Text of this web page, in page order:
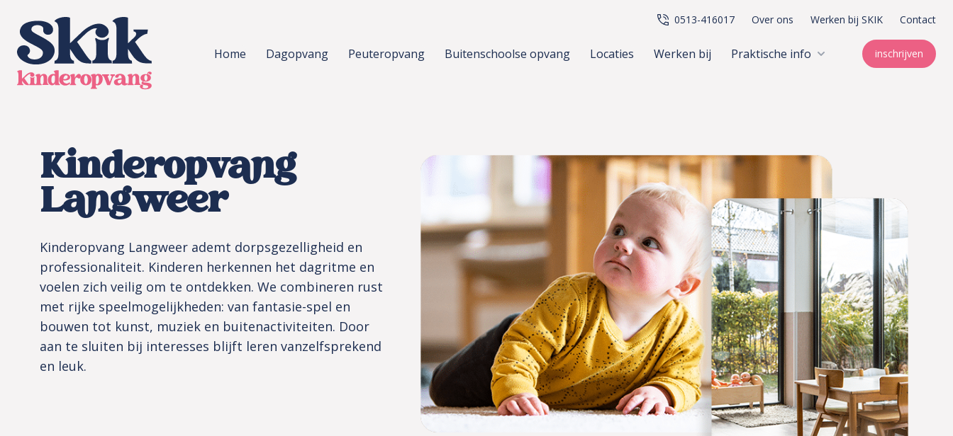
SKIK kinderopvang
Home
Dagopvang Peuteropvang Buitenschoolse opvang Locaties Werken bij Praktische info inschrijven
0513-416017 Over ons Werken bij SKIK Contact
Kinderopvang
Langweer
Kinderopvang Langweer ademt dorpsgezelligheid en
professionaliteit. Kinderen herkennen het dagritme en
voelen zich veilig om te ontdekken. We combineren rust
met rijke speelmogelijkheden: van fantasie-spel en
bouwen tot kunst, muziek en buitenactiviteiten. Door
aan te sluiten bij interesses blijft leren vanzelfsprekend
en leuk.